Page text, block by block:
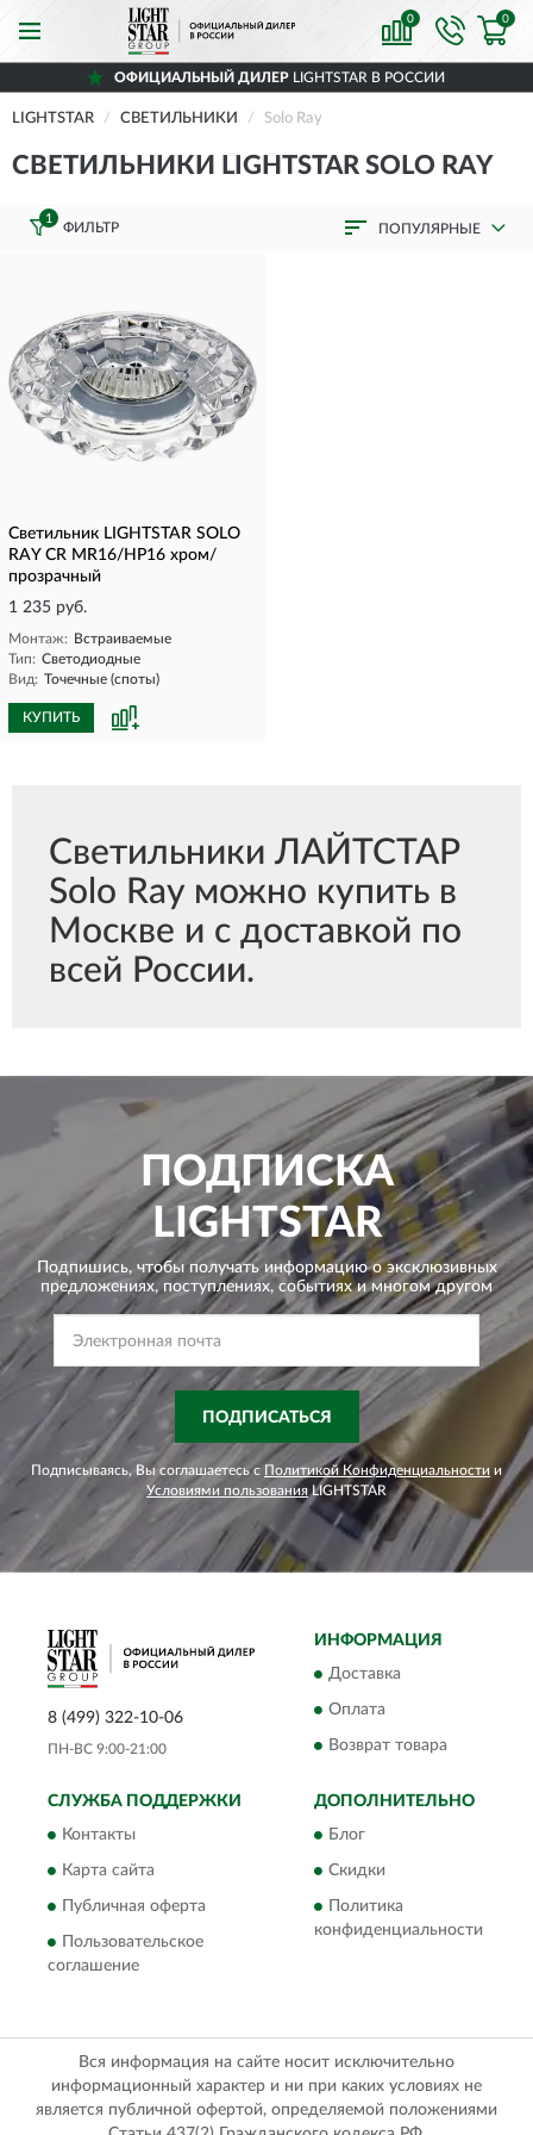
0 0
ОФИЦИАЛЬНЫЙ ДИЛЕРLIGHTSTAR В РОССИИ
LIGHTSTAR СВЕТИЛЬНИКИ Solo Ray
СВЕТИЛЬНИКИ LIGHTSTAR SOLO RAY
1
ФИЛЬТР ПОПУЛЯРНЫЕ
Светильник LIGHTSTAR SOLO
RAY CR MR16/HP16 хром/
прозрачный
1 235 руб.
Монтаж: Встраиваемые
Тип: Светодиодные
Вид: Точечные (споты)
КУПИТЬ
Светильники ЛАЙТСТАР
Solo Ray можно купить в
Москве и с доставкой по
всей России.
ПОДПИСКА
LIGHTSTAR
Подпишись, чтобы получать информацию о эксклюзивных
предложениях, поступлениях, событиях и многом другом
ПОДПИСАТЬСЯ
Подписываясь, Вы соглашаетесь с Политикой Конфиденциальности и
Условиями пользованияLIGHTSTAR
8 (499) 322-10-06
ПН-ВС 9:00-21:00
ИНФОРМАЦИЯ
Доставка
Оплата
Возврат товара
СЛУЖБА ПОДДЕРЖКИ
Контакты
Карта сайта
Публичная оферта
Пользовательское
соглашение
ДОПОЛНИТЕЛЬНО
Блог
Скидки
Политика
конфиденциальности
Вся информация на сайте носит исключительно
информационный характер и ни при каких условиях не
является публичной офертой, определяемой положениями